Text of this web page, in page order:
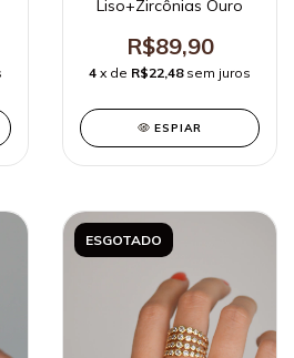
Liso+Zircônias Ouro
R$89,90
4 x de R$22,48 sem juros
ESPIAR
ESGOTADO